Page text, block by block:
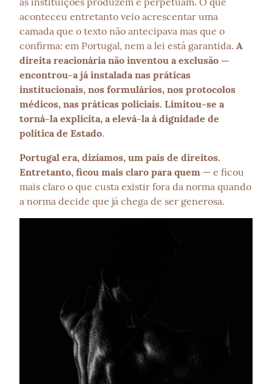
aconteceu entretanto veio acrescentar uma
camada que o texto não antecipava mas que o
confirma: em Portugal, nem a lei está garantida. A
direita reacionária não inventou a exclusão —
encontrou-a já instalada nas práticas
institucionais, nos formulários, nos protocolos
médicos, nas práticas policiais. Limitou-se a
torná-la explícita, a elevá-la à dignidade de
política de Estado.
Portugal era, dizíamos, um país de direitos.
Entretanto, ficou mais claro para quem — e ficou
mais claro o que custa existir fora da norma quando
a norma decide que já chega de ser generosa.